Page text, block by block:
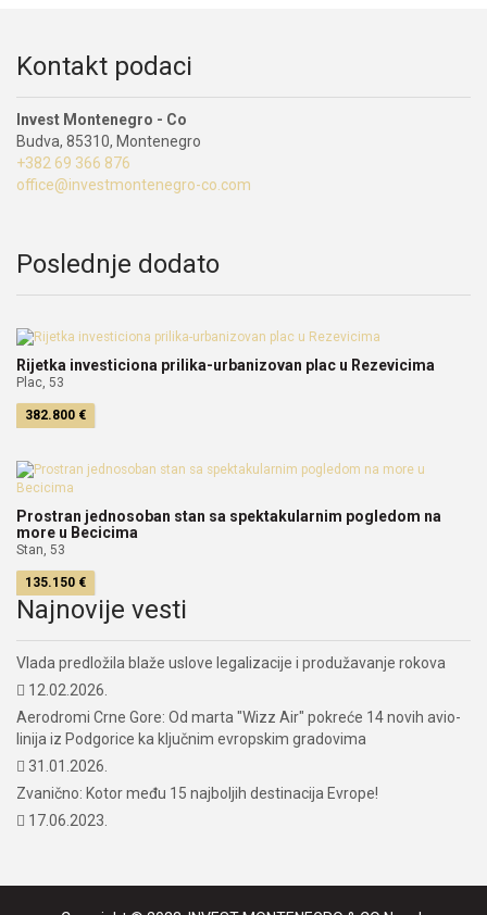
Kontakt podaci
Invest Montenegro - Co
Budva, 85310, Montenegro
+382 69 366 876
office@investmontenegro-co.com
Poslednje dodato
Rijetka investiciona prilika-urbanizovan plac u Rezevicima
Plac, 53
382.800 €
Prostran jednosoban stan sa spektakularnim pogledom na
more u Becicima
Stan, 53
135.150 €
Najnovije vesti
Vlada predložila blaže uslove legalizacije i produžavanje rokova
12.02.2026.
Aerodromi Crne Gore: Od marta "Wizz Air" pokreće 14 novih avio-
linija iz Podgorice ka ključnim evropskim gradovima
31.01.2026.
Zvanično: Kotor među 15 najboljih destinacija Evrope!
17.06.2023.